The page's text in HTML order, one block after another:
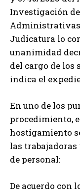
Investigación
Judicatura lo
unanimidad
del cargo de los
indica el
En uno de los
procedimiento,
hostigamiento
las
de personal:
De acuerdo con